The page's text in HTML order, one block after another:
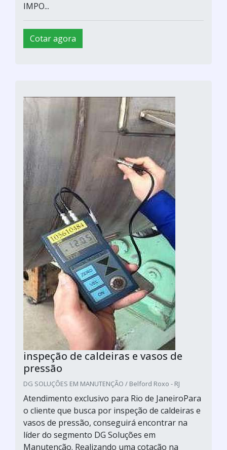
IMPO...
Cotar agora
inspeção de caldeiras e vasos de
pressão
DG SOLUÇÕES EM MANUTENÇÃO / Belford Roxo - RJ
Atendimento exclusivo para Rio de JaneiroPara
o cliente que busca por inspeção de caldeiras e
vasos de pressão, conseguirá encontrar na
líder do segmento DG Soluções em
Manutenção. Realizando uma cotação na